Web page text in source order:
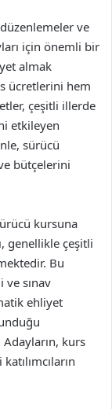
ve
için önemli bir
almak
ücretlerini hem
çeşitli illerde
etkileyen
sürücü
bütçelerini
kursuna
genellikle çeşitli
Bu
sınav
ehliyet
kurs